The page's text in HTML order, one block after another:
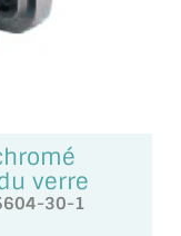
verre
30-1